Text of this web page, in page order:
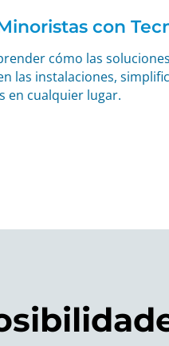
con
cómo las
las instalaciones,
en cualquier lugar.